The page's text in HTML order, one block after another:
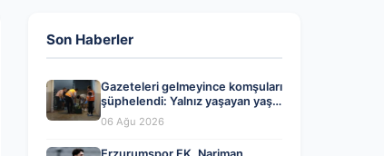
Son Haberler
Gazeteleri gelmeyince komşuları
şüphelendi: Yalnız yaşayan yaşlı
adam evinde ölü bulundu
06 Ağu 2026